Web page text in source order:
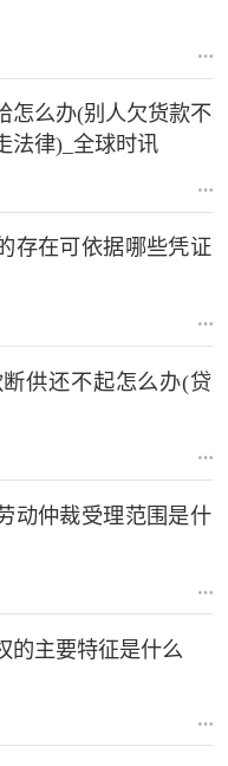
怎么办(别人欠货款不
法律)_全球时讯
存在可依据哪些凭证
供还不起怎么办(贷
动仲裁受理范围是什
的主要特征是什么